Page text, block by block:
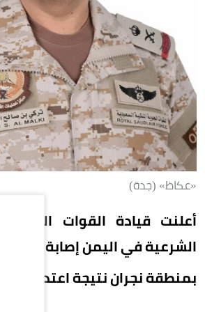
«عكاظ» (جدة)
أعلنت قيادة القوات
الشرعية في اليمن إصابة 11 مدنياً
بمنطقة نجران نتيجة اعتداءات